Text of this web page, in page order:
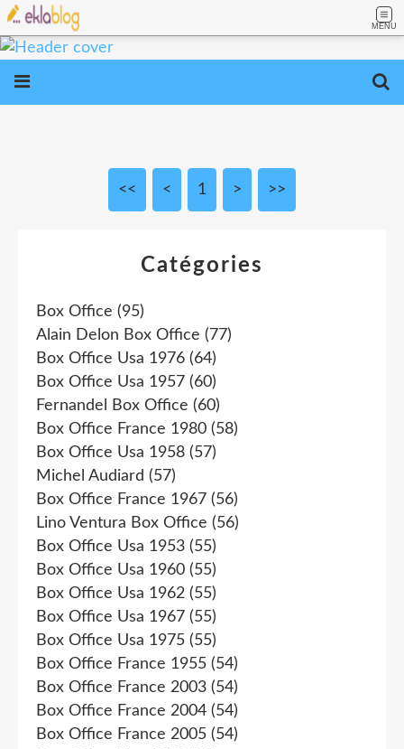
MENU
<< < 1 > >>
Catégories
Box Office (95)
Alain Delon Box Office (77)
Box Office Usa 1976 (64)
Box Office Usa 1957 (60)
Fernandel Box Office (60)
Box Office France 1980 (58)
Box Office Usa 1958 (57)
Michel Audiard (57)
Box Office France 1967 (56)
Lino Ventura Box Office (56)
Box Office Usa 1953 (55)
Box Office Usa 1960 (55)
Box Office Usa 1962 (55)
Box Office Usa 1967 (55)
Box Office Usa 1975 (55)
Box Office France 1955 (54)
Box Office France 2003 (54)
Box Office France 2004 (54)
Box Office France 2005 (54)